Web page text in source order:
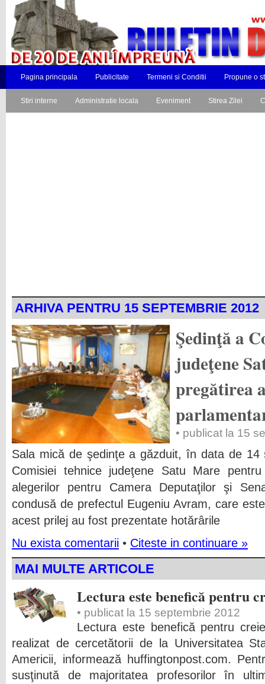
Pagina principala Publicitate Termeni si Conditii Propune o
Stiri interne Administratie locala Eveniment Stirea Zilei
ARHIVA PENTRU 15 SEPTEMBRIE 2012
Şedinţă a
judeţene
pregătirea
• publicat la 15
Sala mică de şedinţe a găzduit, în data de 14
Comisiei tehnice judeţene Satu Mare
alegerilor pentru Camera Deputaţilor şi
condusă de prefectul Eugeniu Avram, care
acest prilej au fost prezentate hotărârile
Nu exista comentarii • Citeste in continuare »
MAI MULTE ARTICOLE
Lectura este benefică pentru
• publicat la 15 septembrie 2012
Lectura este benefică pentru
realizat de cercetătorii de la Universitatea
Americii, informează huffingtonpost.com.
susţinută de majoritatea profesorilor în